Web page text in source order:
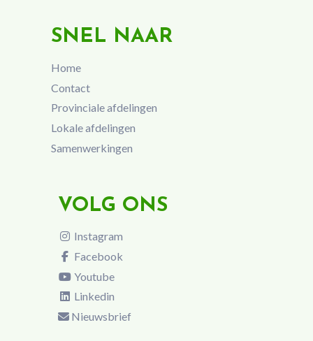
SNEL NAAR
Home
Contact
Provinciale afdelingen
Lokale afdelingen
Samenwerkingen
VOLG ONS
Instagram
Facebook
Youtube
Linkedin
Nieuwsbrief